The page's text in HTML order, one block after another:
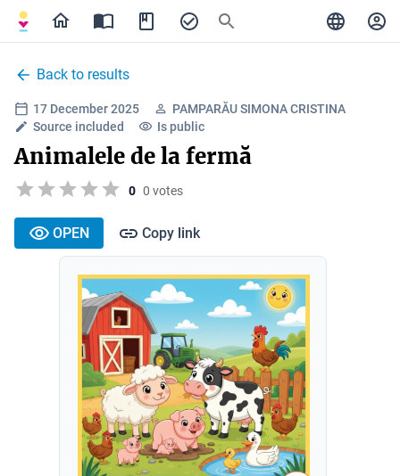
Back to results
17 December 2025
PAMPARĂU SIMONA CRISTINA
Source included
Is public
Animalele de la fermă
0 0 votes
OPEN Copy link